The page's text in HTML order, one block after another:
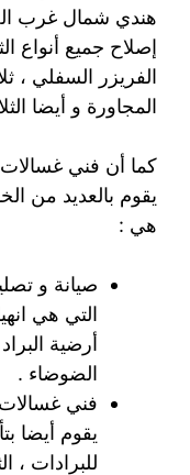
هندي شمال غرب
إصلاح جميع أنواع
الفريزر السفلي ،
المجاورة و أيضا
كما أن فني
يقوم بالعديد من
هي :
صيانة و
التي هي
أرضية
الضوضاء .
فني
يقوم أيضا
للبرادات ،